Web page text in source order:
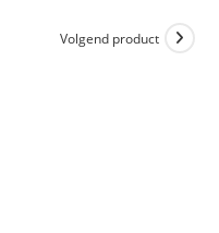
Volgend product